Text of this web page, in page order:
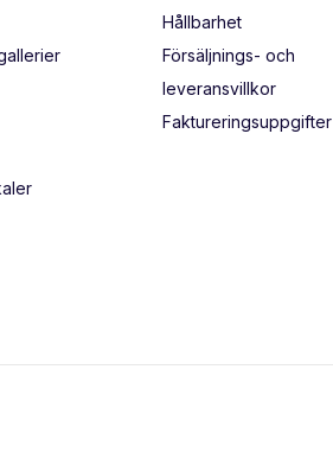
Hållbarhet
Försäljnings- och
leveransvillkor
Faktureringsuppgifter